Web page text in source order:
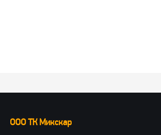
ООО ТК Микскар